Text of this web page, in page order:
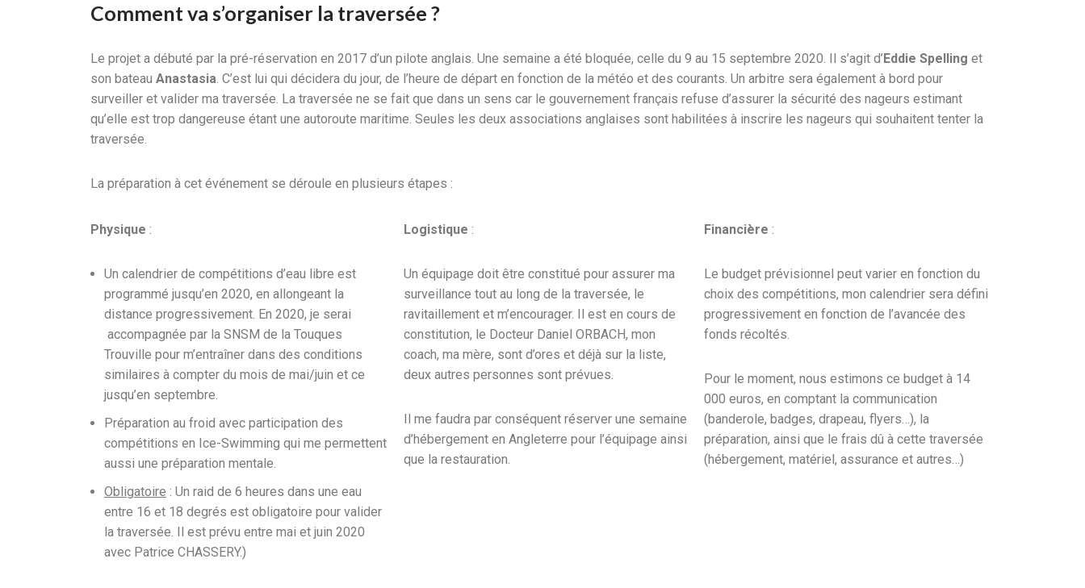
Comment va s’organiser la traversée ?
Le projet a débuté par la pré-réservation en 2017 d’un pilote anglais. Une semaine a été bloquée, celle du 9 au 15 septembre 2020. Il s’agit d’Eddie Spelling et
son bateau Anastasia. C’est lui qui décidera du jour, de l’heure de départ en fonction de la météo et des courants. Un arbitre sera également à bord pour
surveiller et valider ma traversée. La traversée ne se fait que dans un sens car le gouvernement français refuse d’assurer la sécurité des nageurs estimant
qu’elle est trop dangereuse étant une autoroute maritime. Seules les deux associations anglaises sont habilitées à inscrire les nageurs qui souhaitent tenter la
traversée.
La préparation à cet événement se déroule en plusieurs étapes :
Physique :
Un calendrier de compétitions d’eau libre est
programmé jusqu’en 2020, en allongeant la
distance progressivement. En 2020, je serai
accompagnée par la SNSM de la Touques
Trouville pour m’entraîner dans des conditions
similaires à compter du mois de mai/juin et ce
jusqu’en septembre.
Préparation au froid avec participation des
compétitions en Ice-Swimming qui me permettent
aussi une préparation mentale.
Obligatoire : Un raid de 6 heures dans une eau
entre 16 et 18 degrés est obligatoire pour valider
la traversée. Il est prévu entre mai et juin 2020
avec Patrice CHASSERY.)
Logistique :
Un équipage doit être constitué pour assurer ma
surveillance tout au long de la traversée, le
ravitaillement et m’encourager. Il est en cours de
constitution, le Docteur Daniel ORBACH, mon
coach, ma mère, sont d’ores et déjà sur la liste,
deux autres personnes sont prévues.
Il me faudra par conséquent réserver une semaine
d’hébergement en Angleterre pour l’équipage ainsi
que la restauration.
Financière :
Le budget prévisionnel peut varier en fonction du
choix des compétitions, mon calendrier sera défini
progressivement en fonction de l’avancée des
fonds récoltés.
Pour le moment, nous estimons ce budget à 14
000 euros, en comptant la communication
(banderole, badges, drapeau, flyers…), la
préparation, ainsi que le frais dû à cette traversée
(hébergement, matériel, assurance et autres…)